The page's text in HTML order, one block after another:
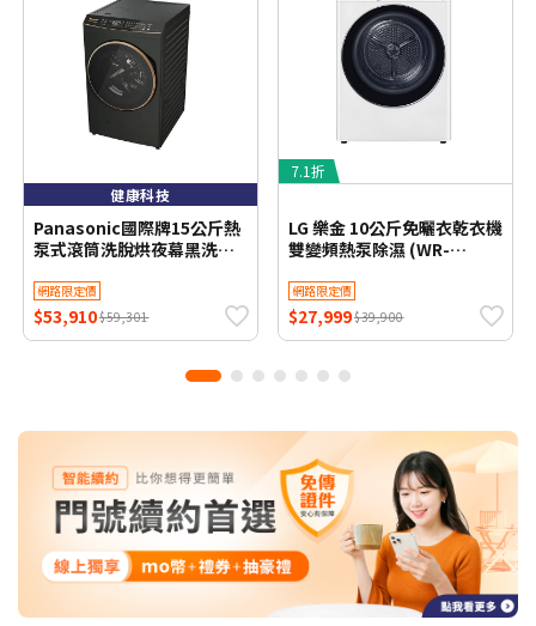
健康科技
Panasonic國際牌15公斤熱
泵式滾筒洗脫烘夜幕黑洗衣
網路限定價
$53,910$59,301
7.1折
LG 樂金 10公斤免曬衣乾衣機
雙變頻熱泵除濕 (WR-
安裝【限時優惠】
網路限定價
$27,999$39,900